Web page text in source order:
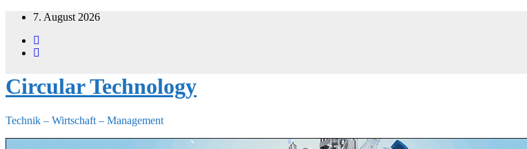
Zum
springen
7. August 2026
Circular Technology
Technik – Wirtschaft – Management